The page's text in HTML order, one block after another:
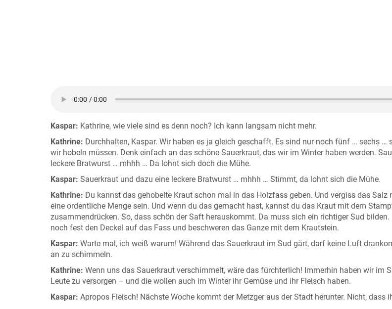
Kaspar: Kathrine, wie viele sind es denn noch? Ich kann langsam nicht mehr.
Kathrine: Durchhalten, Kaspar. Wir haben es ja gleich geschafft. Es sind nur noch fünf … sechs …
wir hobeln müssen. Denk einfach an das schöne Sauerkraut, das wir im Winter haben werden.
leckere Bratwurst … mhhh … Da lohnt sich doch die Mühe.
Kaspar: Sauerkraut und dazu eine leckere Bratwurst … mhhh … Stimmt, da lohnt sich die Mühe.
Kathrine: Du kannst das gehobelte Kraut schon mal in das Holzfass geben. Und vergiss das Salz
eine ordentliche Menge sein. Und wenn du das gemacht hast, kannst du das Kraut mit dem
zusammendrücken. So, dass schön der Saft herauskommt. Da muss sich ein richtiger Sud
noch fest den Deckel auf das Fass und beschweren das Ganze mit dem Krautstein.
Kaspar: Warte mal, ich weiß warum! Während das Sauerkraut im Sud gärt, darf keine Luft
an zu schimmeln.
Kathrine: Wenn uns das Sauerkraut verschimmelt, wäre das fürchterlich! Immerhin haben wir im
Leute zu versorgen – und die wollen auch im Winter ihr Gemüse und ihr Fleisch haben.
Kaspar: Apropos Fleisch! Nächste Woche kommt der Metzger aus der Stadt herunter. Nicht, dass